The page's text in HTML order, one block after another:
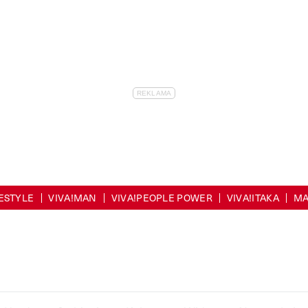
VIVA!MAN VIVA!PEOPLE POWER VIVA!ITAKA